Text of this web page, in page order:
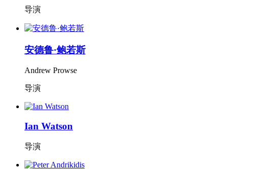
导演
安德鲁·鲍若斯
Andrew Prowse
导演
Ian Watson
导演